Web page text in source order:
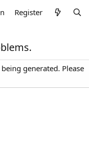
Register
generated. Please